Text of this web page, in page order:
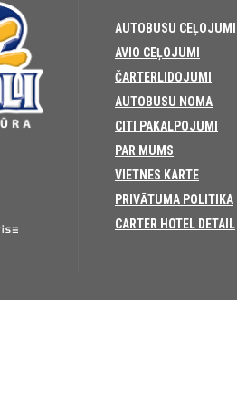
AUTOBUSU CEĻOJUMI
AVIO CEĻOJUMI
ČARTERLIDOJUMI
AUTOBUSU NOMA
CITI PAKALPOJUMI
PAR MUMS
VIETNES KARTE
PRIVĀTUMA POLITIKA
CARTER HOTEL DETAIL